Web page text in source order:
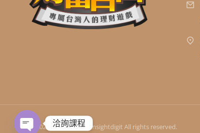
© 2024 洞察數位科技 Insightdigit All rights reserved.
洽詢課程